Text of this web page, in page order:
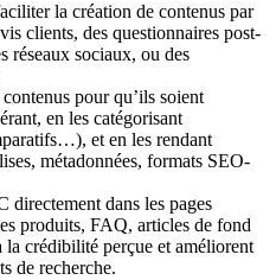
la création de contenus par
clients, des questionnaires post-
réseaux sociaux, ou des
pour qu’ils soient
en les catégorisant
et en les rendant
métadonnées, formats SEO-
directement dans les pages
produits, FAQ, articles de fond
crédibilité perçue et améliorent
de recherche.